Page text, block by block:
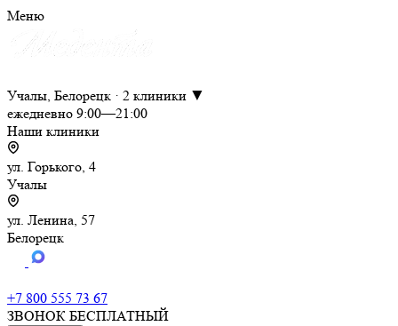
Меню
Учалы, Белорецк · 2 клиники ▼
ежедневно 9:00—21:00
Наши клиники
ул. Горького, 4
Учалы
ул. Ленина, 57
Белорецк
+7 800 555 73 67
ЗВОНОК БЕСПЛАТНЫЙ